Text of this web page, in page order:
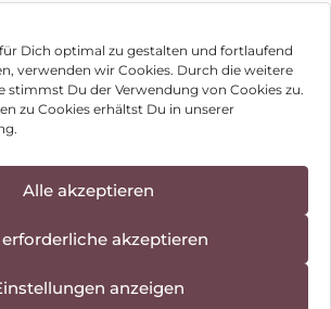
Dich optimal zu gestalten und fortlaufend
verwenden wir Cookies. Durch die weitere
stimmst Du der Verwendung von Cookies zu.
zu Cookies erhältst Du in unserer
Alle akzeptieren
akzeptieren
anzeigen